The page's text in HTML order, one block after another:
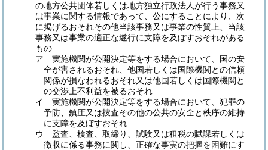
の地方公共団体若しくは地方独立行政法人が行う事務又
は事業に関する情報であって、公にすることにより、次
に掲げるおそれその他当該事務又は事業の性質上、当該
事務又は事業の適正な遂行に支障を及ぼすおそれがある
もの
ア
実施機関が公開決定等をする場合において、国の安
全が害されるおそれ、他国若しくは国際機関との信頼
関係が損なわれるおそれ又は他国若しくは国際機関と
の交渉上不利益を被るおそれ
イ
実施機関が公開決定等をする場合において、犯罪の
予防、鎮圧又は捜査その他の公共の安全と秩序の維持
に支障を及ぼすおそれ
ウ
監査、検査、取締り、試験又は租税の賦課若しくは
徴収に係る事務に関し、正確な事実の把握を困難にす